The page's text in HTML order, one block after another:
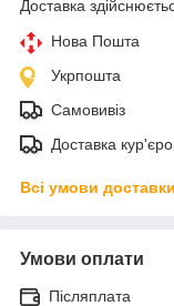
Доставка
Нова Пошта
Укрпошта
Самовивіз
Доставка
Всі умови доставки
Умови оплати
Післяплата